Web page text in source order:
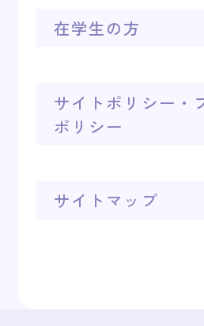
在学生の方
サイトポリシー・
ポリシー
サイトマップ